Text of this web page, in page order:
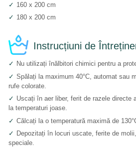
✓ 160 x 200 cm
✓ 180 x 200 cm
Instrucțiuni de
✓ Nu utilizați înălbitori chimici pentru a
✓ Spălați la maximum 40°C, automat sau
rufe colorate.
✓ Uscați în aer liber, ferit de razele directe
la temperaturi joase.
✓ Călcați la o temperatură maximă de
✓ Depozitați în locuri uscate, ferite de
speciale.